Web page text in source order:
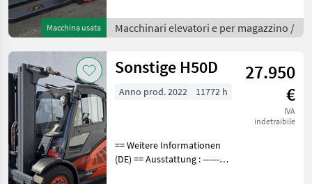
Macchina usata
Betriebsstunden handelt es
sich generell um abg
Macchinari elevatori e per magazzino /
Sonstige H50D
27.950
€
IVA
indetraibile
Anno prod. 2022 11772 h
== Weitere Informationen
(DE) == Ausstattung : ----------